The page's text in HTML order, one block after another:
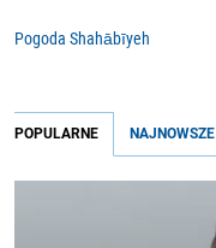
Pogoda Shahābīyeh
POPULARNE NAJNOWSZE